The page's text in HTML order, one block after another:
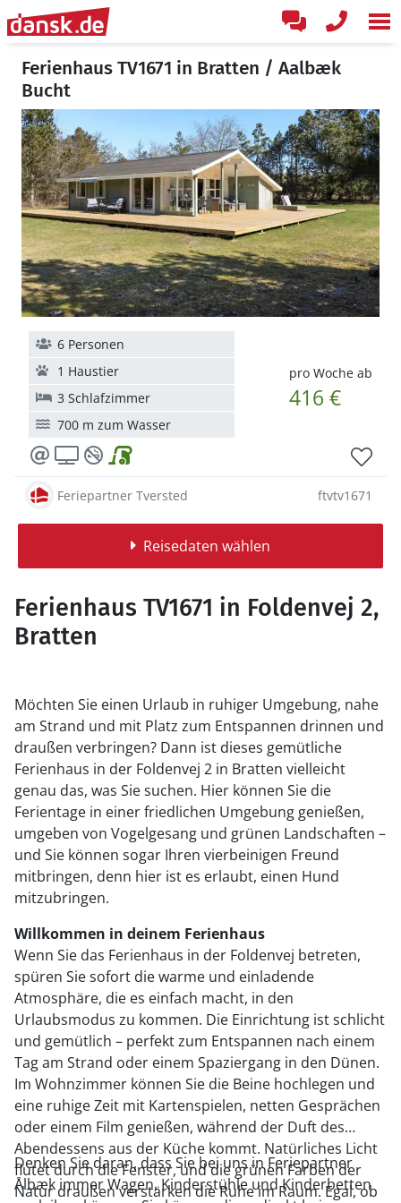
Ferienhaus TV1671 in Bratten / Aalbæk
Bucht
pro Woche ab
416 €
6 Personen
1 Haustier
3 Schlafzimmer
700 m zum Wasser
Feriepartner Tversted ftvtv1671
Reisedaten wählen
Ferienhaus TV1671 in Foldenvej 2,
Bratten
Möchten Sie einen Urlaub in ruhiger Umgebung, nahe
am Strand und mit Platz zum Entspannen drinnen und
draußen verbringen? Dann ist dieses gemütliche
Ferienhaus in der Foldenvej 2 in Bratten vielleicht
genau das, was Sie suchen. Hier können Sie die
Ferientage in einer friedlichen Umgebung genießen,
umgeben von Vogelgesang und grünen Landschaften –
und Sie können sogar Ihren vierbeinigen Freund
mitbringen, denn hier ist es erlaubt, einen Hund
mitzubringen.
Willkommen in deinem Ferienhaus
Wenn Sie das Ferienhaus in der Foldenvej betreten,
spüren Sie sofort die warme und einladende
Atmosphäre, die es einfach macht, in den
Urlaubsmodus zu kommen. Die Einrichtung ist schlicht
und gemütlich – perfekt zum Entspannen nach einem
Tag am Strand oder einem Spaziergang in den Dünen.
Im Wohnzimmer können Sie die Beine hochlegen und
eine ruhige Zeit mit Kartenspielen, netten Gesprächen
oder einem Film genießen, während der Duft des
Abendessens aus der Küche kommt. Natürliches Licht
flutet durch die Fenster, und die grünen Farben der
Natur draußen verstärken die Ruhe im Raum. Egal, ob
Denken Sie daran, dass Sie bei uns in Feriepartner
Ålbæk immer Wagen, Kinderstühle und Kinderbetten